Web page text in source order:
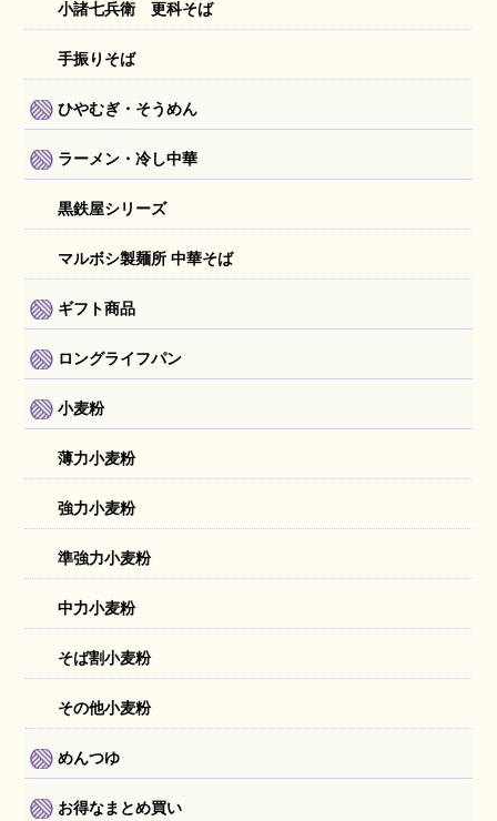
小諸七兵衛 更科そば
手振りそば
ひやむぎ・そうめん
ラーメン・冷し中華
黒鉄屋シリーズ
マルボシ製麺所 中華そば
ギフト商品
ロングライフパン
小麦粉
薄力小麦粉
強力小麦粉
準強力小麦粉
中力小麦粉
そば割小麦粉
その他小麦粉
めんつゆ
お得なまとめ買い